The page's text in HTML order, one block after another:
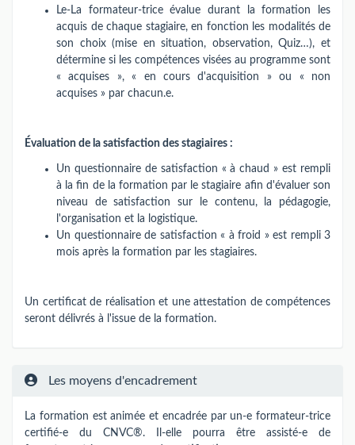
Le-La formateur-trice évalue durant la formation les
acquis de chaque stagiaire, en fonction les modalités de
son choix (mise en situation, observation, Quiz…), et
détermine si les compétences visées au programme sont
« acquises », « en cours d'acquisition » ou « non
acquises » par chacun.e.
Évaluation de la satisfaction des stagiaires :
Un questionnaire de satisfaction « à chaud » est rempli
à la fin de la formation par le stagiaire afin d'évaluer son
niveau de satisfaction sur le contenu, la pédagogie,
l'organisation et la logistique.
Un questionnaire de satisfaction « à froid » est rempli 3
mois après la formation par les stagiaires.
Un certificat de réalisation et une attestation de compétences
seront délivrés à l'issue de la formation.
Les moyens d'encadrement
La formation est animée et encadrée par un-e formateur-trice
certifié-e du CNVC®. Il-elle pourra être assisté-e de